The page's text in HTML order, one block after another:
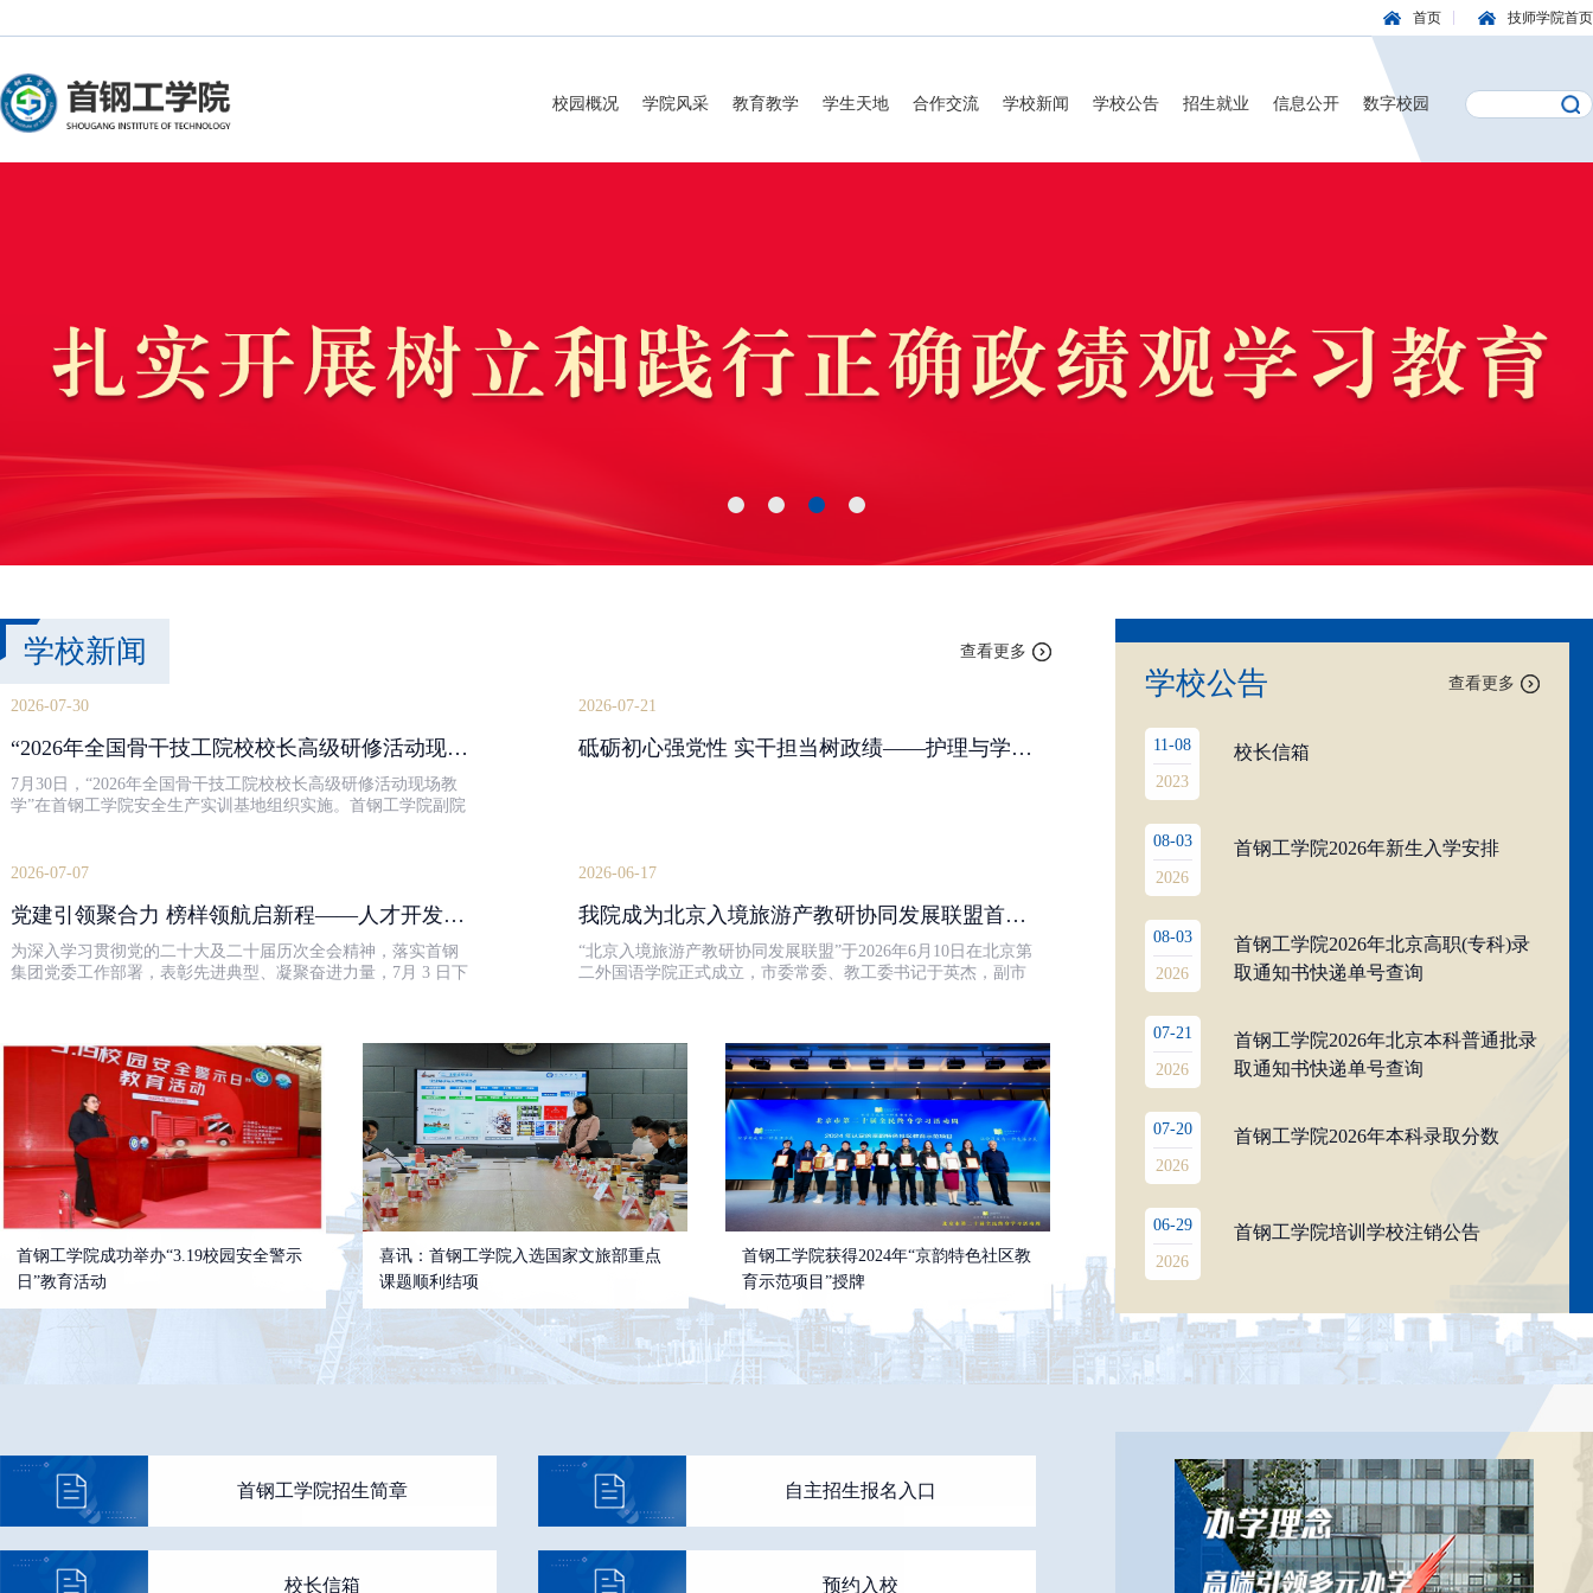
首页 技师学院首页
校园概况 学院风采 教育教学 学生天地 合作交流 学校新闻 学校公告 招生就业 信息公开 数字校园
学校新闻 查看更多
2026-07-30
“2026年全国骨干技工院校校长高级研修活动现场教学”在我院成功举办
7月30日，“2026年全国骨干技工院校校长高级研修活动现场教
学”在首钢工学院安全生产实训基地组织实施。首钢工学院副院
2026-07-21
砥砺初心强党性 实干担当树政绩——护理与学前教育学院党支部召开预备党员转正大会...
2026-07-07
党建引领聚合力 榜样领航启新程——人才开发院召开2026年度创先争优表彰大会
为深入学习贯彻党的二十大及二十届历次全会精神，落实首钢
集团党委工作部署，表彰先进典型、凝聚奋进力量，7月 3 日下
2026-06-17
我院成为北京入境旅游产教研协同发展联盟首批成员单位
“北京入境旅游产教研协同发展联盟”于2026年6月10日在北京第
二外国语学院正式成立，市委常委、教工委书记于英杰，副市
首钢工学院成功举办“3.19校园安全警示
日”教育活动
喜讯：首钢工学院入选国家文旅部重点
课题顺利结项
首钢工学院获得2024年“京韵特色社区教
育示范项目”授牌
学校公告 查看更多
11-08
2023
校长信箱
08-03
2026
首钢工学院2026年新生入学安排
08-03
2026
首钢工学院2026年北京高职(专科)录
取通知书快递单号查询
07-21
2026
首钢工学院2026年北京本科普通批录
取通知书快递单号查询
07-20
2026
首钢工学院2026年本科录取分数
06-29
2026
首钢工学院培训学校注销公告
首钢工学院招生简章 自主招生报名入口
校长信箱 预约入校